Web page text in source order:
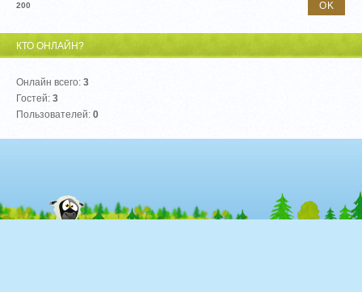
200
КТО ОНЛАЙН?
Онлайн всего:3
Гостей:3
Пользователей:0